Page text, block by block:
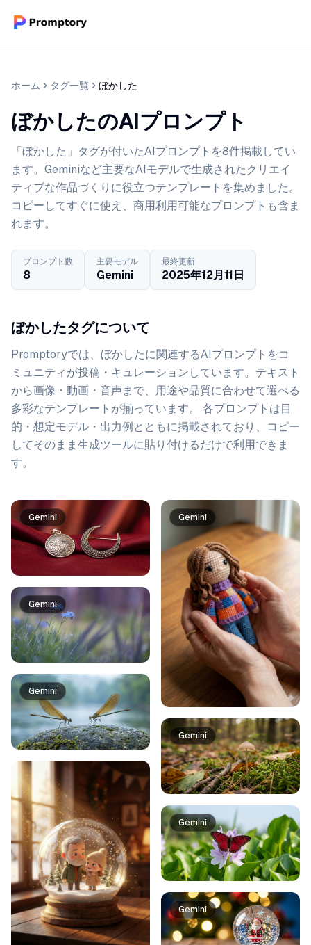
ホーム タグ一覧 ぼかした
ぼかしたのAIプロンプト
「ぼかした」タグが付いたAIプロンプトを8件掲載してい
ます。Geminiなど主要なAIモデルで生成されたクリエイ
ティブな作品づくりに役立つテンプレートを集めました。
コピーしてすぐに使え、商用利用可能なプロンプトも含ま
れます。
プロンプト数
8
主要モデル
Gemini
最終更新
2025年12月11日
ぼかしたタグについて
Promptoryでは、 ぼかしたに関連するAIプロンプトをコ
ミュニティが投稿・キュレーションしています。 テキスト
から画像・動画・音声まで、用途や品質に合わせて選べる
多彩なテンプレートが揃っています。 各プロンプトは目
的・想定モデル・出力例とともに掲載されており、コピー
してそのまま生成ツールに貼り付けるだけで利用できま
す。
プロンプト一覧
Gemini
Gemini
Gemini
Gemini
Gemini
Gemini
Gemini